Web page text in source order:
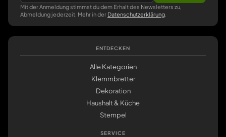
Mit der Anmeldung stimmst du dem Erhalt des Newsletters zu,
Abmeldung jederzeit. Mehr in der Datenschutzerklärung
ENTDECKEN
Alle Kategorien
Klemmbretter
Dekoration
Haushalt & Küche
Stempel
SERVICE